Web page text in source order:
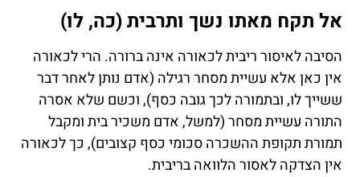
אל תקח מאתו נשך ותרבית (כה, לו)
הסיבה לאיסור ריבית לכאורה אינה ברורה. הרי לכאורה
אין כאן אלא עשיית מסחר רגילה (אדם נותן לאחר דבר
ששייך לו, ובתמורה לכך גובה כסף), וכשם שלא אסרה
התורה עשיית מסחר (למשל, אדם משכיר בית ומקבל
תמורת תקופת ההשכרה סכומי כסף קצובים), כך לכאורה
אין הצדקה לאסור הלוואה בריבית.